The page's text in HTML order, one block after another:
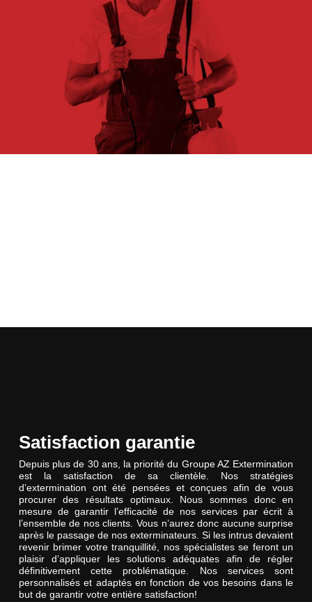
Satisfaction garantie
Depuis plus de 30 ans, la priorité du Groupe AZ Extermination
est la satisfaction de sa clientèle. Nos stratégies
d’extermination ont été pensées et conçues afin de vous
procurer des résultats optimaux. Nous sommes donc en
mesure de garantir l’efficacité de nos services par écrit à
l’ensemble de nos clients. Vous n’aurez donc aucune surprise
après le passage de nos exterminateurs. Si les intrus devaient
revenir brimer votre tranquillité, nos spécialistes se feront un
plaisir d’appliquer les solutions adéquates afin de régler
définitivement cette problématique. Nos services sont
personnalisés et adaptés en fonction de vos besoins dans le
but de garantir votre entière satisfaction!